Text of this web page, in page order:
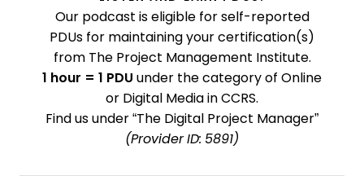
Our podcast is eligible for self-reported
PDUs for maintaining your certification(s)
from The Project Management Institute.
1 hour = 1 PDU under the category of Online
or Digital Media in CCRS.
Find us under “The Digital Project Manager”
(Provider ID: 5891)